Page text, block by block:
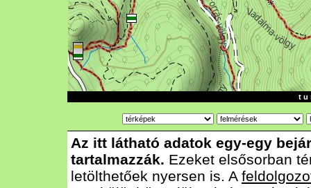
t u
Az itt látható adatok egy-egy
tartalmazzák. Ezeket elsősorban
letölthetőek nyersen is. A